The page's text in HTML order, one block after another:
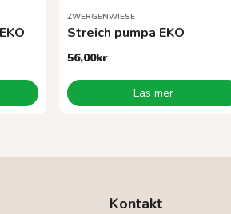
ZWERGENWIESE
Streich pumpa EKO
56,00kr
Läs mer
Kontakt